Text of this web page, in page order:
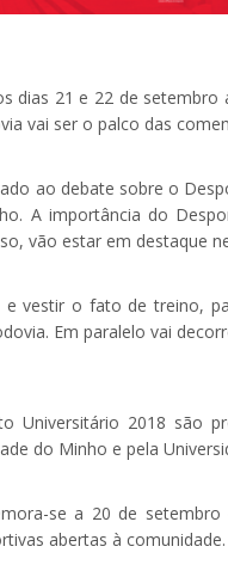
dias 21 e 22 de
vai ser o palco das
ao debate sobre o
A importância do
vão estar em destaque
vestir o fato de treino,
Em paralelo vai
Universitário 2018 são
do Minho e pela
se a 20 de
abertas à comunidade.